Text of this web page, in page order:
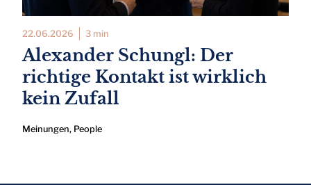
22.06.2026 3 min
Alexander Schungl: Der
richtige Kontakt ist wirklich
kein Zufall
Meinungen, People